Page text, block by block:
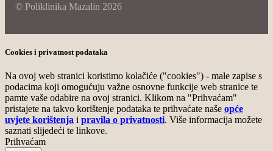
© Poliklinika Mazalin 2026
Cookies i privatnost podataka
Na ovoj web stranici koristimo kolačiće ("cookies") - male zapise s
podacima koji omogućuju važne osnovne funkcije web stranice te
pamte vaše odabire na ovoj stranici. Klikom na "Prihvaćam"
pristajete na takvo korištenje podataka te prihvaćate naše opće
uvjete korištenja i pravila o privatnosti. Više informacija možete
saznati slijedeći te linkove.
Prihvaćam